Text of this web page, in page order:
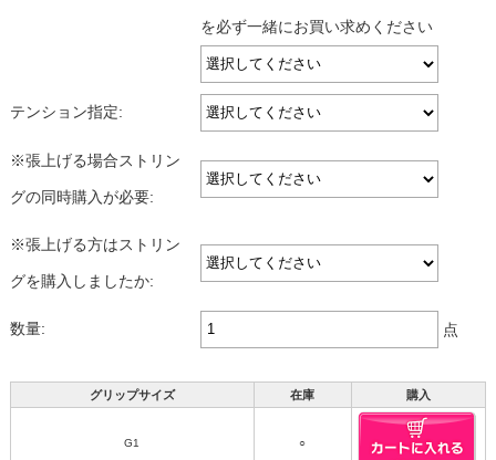
を必ず一緒にお買い求めください
テンション指定:
※張上げる場合ストリン
グの同時購入が必要:
※張上げる方はストリン
グを購入しましたか:
数量: 点
グリップサイズ 在庫 購入
G1 ○